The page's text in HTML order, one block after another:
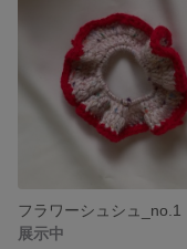
フラワーシュシュ_no.1
展示中